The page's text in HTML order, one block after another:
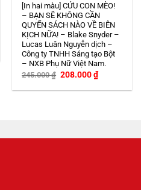
[In hai màu] CỨU CON MÈO!
– BẠN SẼ KHÔNG CẦN
QUYỂN SÁCH NÀO VỀ BIÊN
KỊCH NỮA! – Blake Snyder –
Lucas Luân Nguyễn dịch –
Công ty TNHH Sáng tạo Bột
– NXB Phụ Nữ Việt Nam.
245.000₫ Giá
là:
208.000₫Giá
hiện
tại